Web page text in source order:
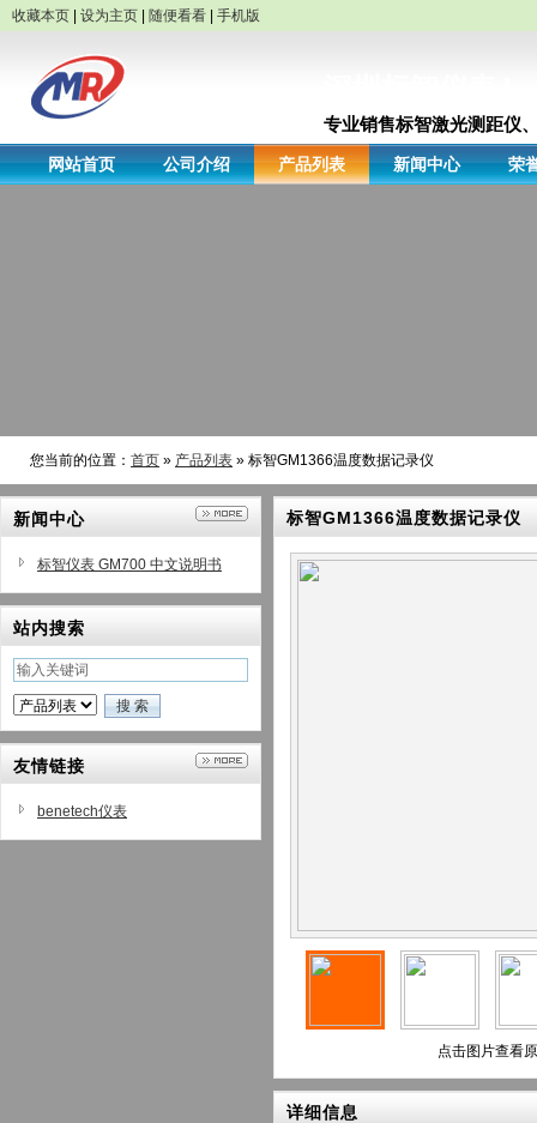
收藏本页 设为主页 随便看看 手机版
专业销售标智激光测距仪
网站首页 公司介绍 产品列表 新闻中心 荣
您当前的位置： 首页 » 产品列表 » 标智GM1366温度数据记录仪
新闻中心
标智仪表 GM700 中文说明书
站内搜索
友情链接
benetech仪表
标智GM1366温度数据记录仪
点击图片查看
详细信息